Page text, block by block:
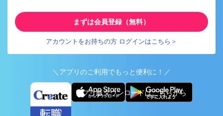
まずは会員登録（無料）
アカウントをお持ちの方 ログインはこちら＞
＼アプリのご利用でもっと便利に！／
アプリ版ダウンロードはこちらから